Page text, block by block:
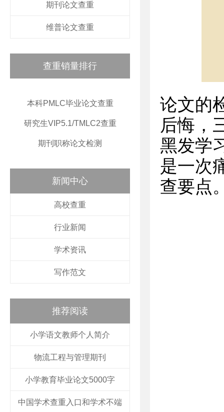
期刊论文查重
维普论文查重
查重销量排行
本科PMLC毕业论文查重
研究生VIP5.1/TMLC2查重
期刊职称论文检测
新闻中心
高校查重
行业新闻
学术资讯
写作范文
推荐阅读
小学语文教师个人简介
物流工程与管理期刊
小学教育毕业论文5000字
中国学术查重入口和学术不端
论文的
后悔，
黑发学
是一次
查要点